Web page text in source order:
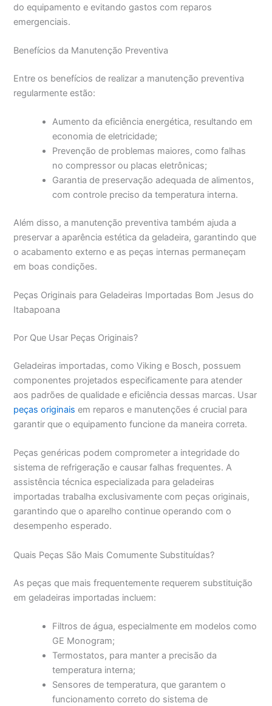
do equipamento e evitando gastos com reparos
emergenciais.
Benefícios da Manutenção Preventiva
Entre os benefícios de realizar a manutenção preventiva
regularmente estão:
Aumento da eficiência energética, resultando em
economia de eletricidade;
Prevenção de problemas maiores, como falhas
no compressor ou placas eletrônicas;
Garantia de preservação adequada de alimentos,
com controle preciso da temperatura interna.
Além disso, a manutenção preventiva também ajuda a
preservar a aparência estética da geladeira, garantindo que
o acabamento externo e as peças internas permaneçam
em boas condições.
Peças Originais para Geladeiras Importadas Bom Jesus do
Itabapoana
Por Que Usar Peças Originais?
Geladeiras importadas, como Viking e Bosch, possuem
componentes projetados especificamente para atender
aos padrões de qualidade e eficiência dessas marcas. Usar
peças originais em reparos e manutenções é crucial para
garantir que o equipamento funcione da maneira correta.
Peças genéricas podem comprometer a integridade do
sistema de refrigeração e causar falhas frequentes. A
assistência técnica especializada para geladeiras
importadas trabalha exclusivamente com peças originais,
garantindo que o aparelho continue operando com o
desempenho esperado.
Quais Peças São Mais Comumente Substituídas?
As peças que mais frequentemente requerem substituição
em geladeiras importadas incluem:
Filtros de água, especialmente em modelos como
GE Monogram;
Termostatos, para manter a precisão da
temperatura interna;
Sensores de temperatura, que garantem o
funcionamento correto do sistema de